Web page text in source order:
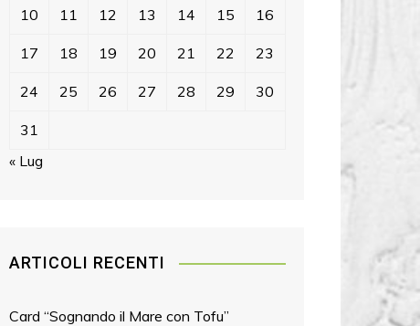
10 11 12 13 14 15 16
17 18 19 20 21 22 23
24 25 26 27 28 29 30
31
« Lug
ARTICOLI RECENTI
Card “Sognando il Mare con Tofu”